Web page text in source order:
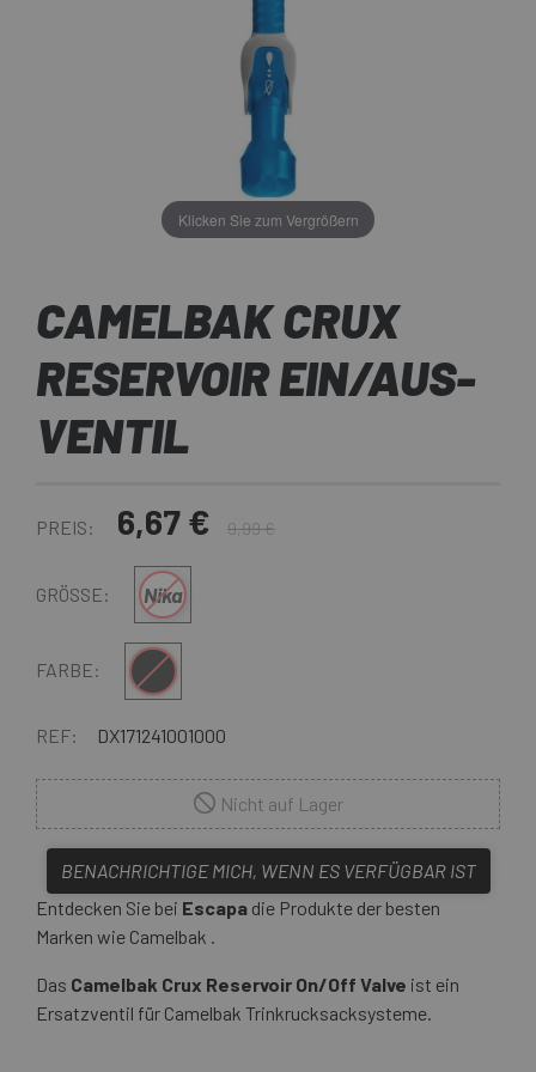
Klicken Sie zum Vergrößern
CAMELBAK CRUX
RESERVOIR EIN/AUS-
VENTIL
PREIS: 6,67 € 9,99 €
GRÖSSE: Nika
FARBE: Multi
REF: DX171241001000
Nicht auf Lager
BENACHRICHTIGE MICH, WENN ES VERFÜGBAR IST
Entdecken Sie bei Escapa die Produkte der besten
Marken wie Camelbak .
Das Camelbak Crux Reservoir On/Off Valve ist ein
Ersatzventil für Camelbak Trinkrucksacksysteme.